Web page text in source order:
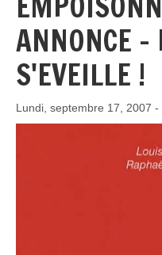
ANNONCE -
S'EVEILLE !
Lundi, septembre 17, 2007 -